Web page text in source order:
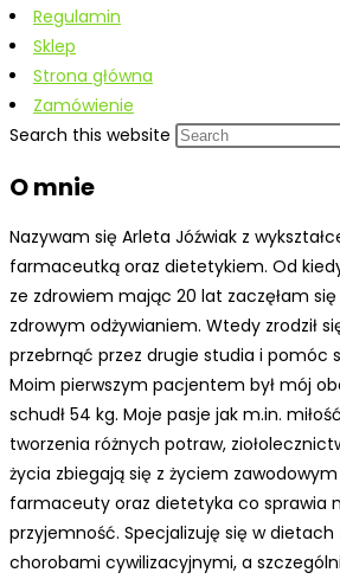
Regulamin
Sklep
Strona główna
Zamówienie
Search this website
O mnie
Nazywam się Arleta Jóźwiak z
farmaceutką oraz dietetykiem. Od
ze zdrowiem mając 20 lat zaczęłam
zdrowym odżywianiem. Wtedy zrodził
przebrnąć przez drugie studia i pomóc
Moim pierwszym pacjentem był mój
schudł 54 kg. Moje pasje jak m.in.
tworzenia różnych potraw,
życia zbiegają się z życiem
farmaceuty oraz dietetyka co sprawia
przyjemność. Specjalizuję się w dietach
chorobami cywilizacyjnymi, a